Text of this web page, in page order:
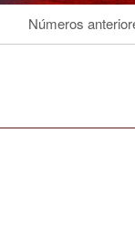
Números